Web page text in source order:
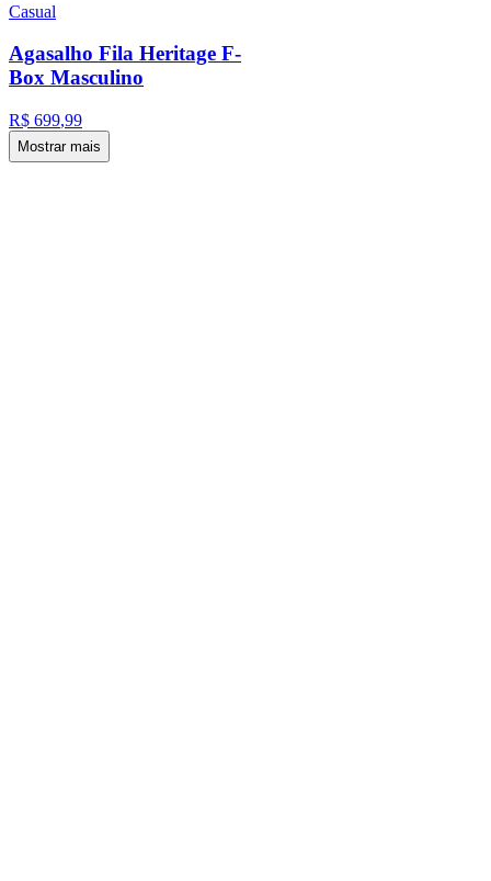
Casual
Agasalho Fila Heritage F-
Box Masculino
R$ 699,99
Mostrar mais